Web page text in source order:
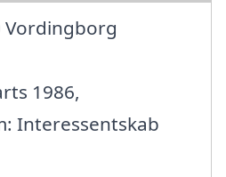
Vordingborg
1986,
Interessentskab